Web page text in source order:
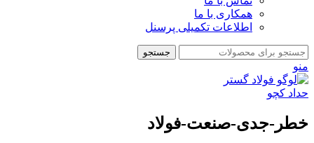
همکاری با ما
اطلاعات تکمیلی پرسنل
جستجو
منو
خطر-جدی-صنعت-فولاد